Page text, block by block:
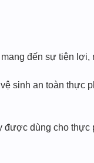
đến sự tiện lợi,
sinh an toàn thực
được dùng cho thực